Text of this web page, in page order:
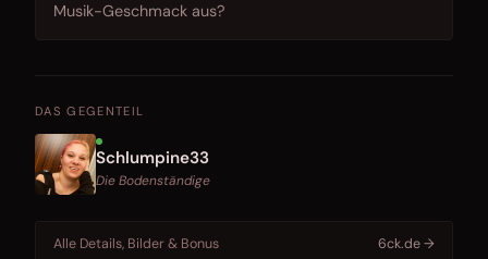
Musik-Geschmack aus?
DAS GEGENTEIL
Schlumpine33
Die Bodenständige
Alle Details, Bilder & Bonus 6ck.de →